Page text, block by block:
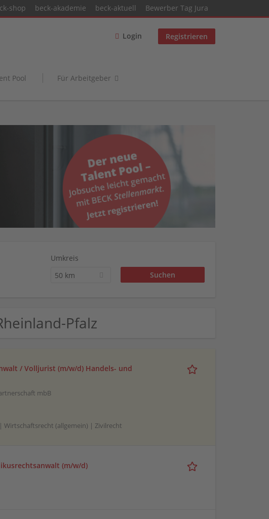
shop beck-akademie beck-aktuell Bewerber Tag Jura
Login Registrieren
Pool Für Arbeitgeber
Umkreis
50 km
Pfalz
/ Volljurist (m/w/d) Handels- und
mbB
Wirtschaftsrecht (allgemein) | Zivilrecht
(m/w/d)